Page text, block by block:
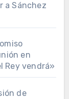
a Sánchez
en
Rey vendrá»
de